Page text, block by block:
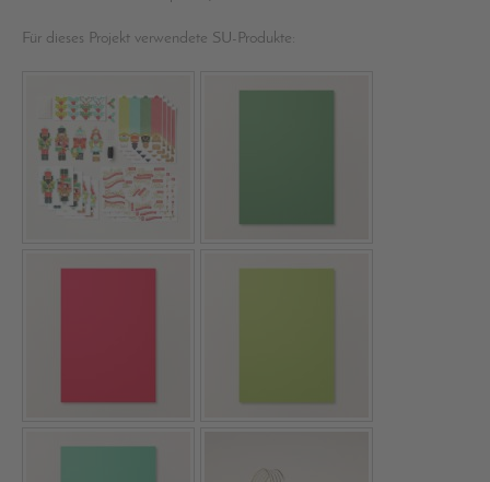
Für dieses Projekt verwendete SU-Produkte: